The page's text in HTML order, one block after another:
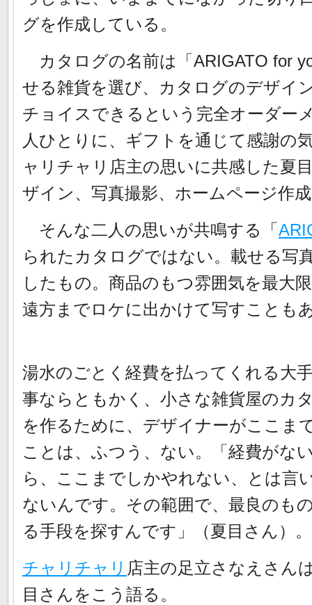
グを作成している。
カタログの名前は「ARIGATO for
せる雑貨を選び、カタログのデザイ
チョイスできるという完全オーダー
人ひとりに、ギフトを通じて感謝の
ャリチャリ店主の思いに共感した夏
ザイン、写真撮影、ホームページ作
そんな二人の思いが共鳴する「
られたカタログではない。載せる写
したもの。商品のもつ雰囲気を最大
遠方までロケに出かけて写すことも
湯水のごとく経費を払ってくれる大
事ならともかく、小さな雑貨屋のカ
を作るために、デザイナーがここま
ことは、ふつう、ない。「経費がな
ら、ここまでしかやれない、とは言
ないんです。その範囲で、最良のも
る手段を探すんです」（夏目さん）。
チャリチャリ 店主の足立さなえさん
目さんをこう語る。